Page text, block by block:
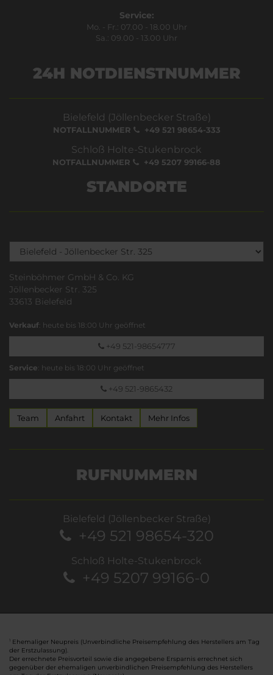
Service:
Mo. - Fr.: 07.00 - 18.00 Uhr
Sa.: 09.00 - 13.00 Uhr
24H NOTDIENSTNUMMER
Bielefeld (Jöllenbecker Straße)
NOTFALLNUMMER +49 521 98654-333
Schloß Holte-Stukenbrock
NOTFALLNUMMER +49 5207 99166-88
STANDORTE
Steinböhmer GmbH & Co. KG
Jöllenbecker Str. 325
33613 Bielefeld
Verkauf: heute bis 18:00 Uhr geöffnet
+49 521-98654777
Service: heute bis 18:00 Uhr geöffnet
+49 521-9865432
Team Anfahrt Kontakt Mehr Infos
RUFNUMMERN
Bielefeld (Jöllenbecker Straße)
+49 521 98654-320
Schloß Holte-Stukenbrock
+49 5207 99166-0
Ehemaliger Neupreis (Unverbindliche Preisempfehlung des Herstellers am Tag
der Erstzulassung).
Der errechnete Preisvorteil sowie die angegebene Ersparnis errechnet sich
gegenüber der ehemaligen unverbindlichen Preisempfehlung des Herstellers